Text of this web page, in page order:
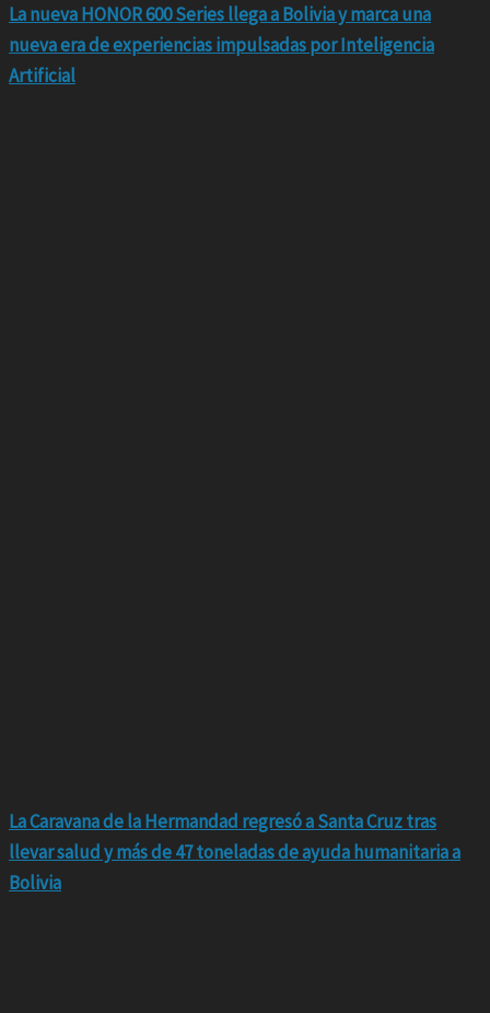
La nueva HONOR 600 Series llega a Bolivia y marca una
nueva era de experiencias impulsadas por Inteligencia
Artificial
La Caravana de la Hermandad regresó a Santa Cruz tras
llevar salud y más de 47 toneladas de ayuda humanitaria a
Bolivia